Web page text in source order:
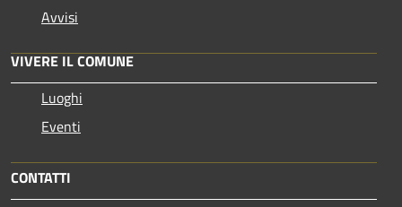
Avvisi
VIVERE IL COMUNE
Luoghi
Eventi
CONTATTI